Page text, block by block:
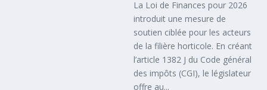
La Loi de Finances pour 2026
introduit une mesure de
soutien ciblée pour les acteurs
de la filière horticole. En créant
l’article 1382 J du Code général
des impôts (CGI), le législateur
offre au...